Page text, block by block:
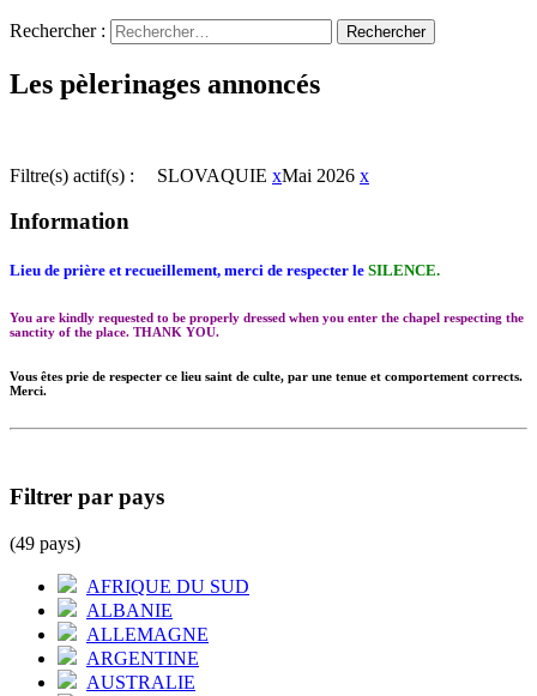
Rechercher :
Les pèlerinages annoncés
Filtre(s) actif(s) : SLOVAQUIE xMai 2026 x
Information
Lieu de prière et recueillement, merci de respecter le SILENCE.
You are kindly requested to be properly dressed when you enter the chapel respecting the
sanctity of the place. THANK YOU.
Vous êtes prie de respecter ce lieu saint de culte, par une tenue et comportement corrects.
Merci.
Filtrer par pays
(49 pays)
AFRIQUE DU SUD
ALBANIE
ALLEMAGNE
ARGENTINE
AUSTRALIE